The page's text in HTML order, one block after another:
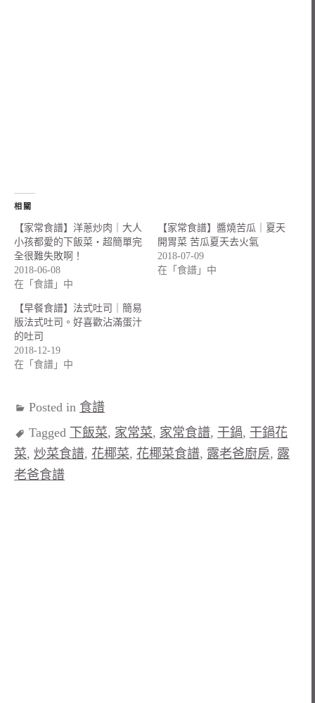
相關
【家常食譜】洋蔥炒肉｜大人
小孩都愛的下飯菜・超簡單完
全很難失敗啊！
2018-06-08
在「食譜」中
【家常食譜】醬燒苦瓜｜夏天
開胃菜 苦瓜夏天去火氣
2018-07-09
在「食譜」中
【早餐食譜】法式吐司｜簡易
版法式吐司。好喜歡沾滿蛋汁
的吐司
2018-12-19
在「食譜」中
Posted in 食譜
Tagged
下飯菜, 家常菜, 家常食譜, 干鍋, 干鍋花
菜, 炒菜食譜, 花椰菜, 花椰菜食譜, 露老爸廚房, 露
老爸食譜